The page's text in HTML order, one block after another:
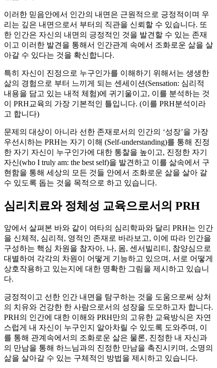
이러한 믿음안에서 인간의 내면은 근원적으로 긍정적이며 우
리는 깊은 내면으로서 부터의 직관을 신뢰할 수 있습니다. 또
한 인간은 자신의 내면의 긍정적인 것을 발견할 수 있는 존재
이고 이러한 발견을 통해서 인간관계 속에서 조화로운 삶을 살
아갈 수 있다는 것을 확신합니다.
특히 자신이 진정으로 누구인가를 이해하기 위해서는 생생한
삶의 경험으로 부터 느끼게 되는 센세이션(Sensation: 심리적
내용을 담고 있는 내적 체험)에 귀기울이고, 이를 분석하는 것
이 PRH교육의 가장 기본적인 틀입니다. (이를 PRH분석이라
고 합니다)
문제의 대상이 아니라 선한 존재로서의 인간의 ‘성장’을 가장
우선시하는 PRH는 자기 이해 (Self-understanding)를 통해 진정
한 자기 자신이 누구인가에 대한 통찰을 높이고, 진정한 자기
자신(who I truly am: the best self)을 발견하고 이를 삶속에서 구
현함을 통해 세상의 모든 것들 안에서 조화로운 삶을 살아 갈
수 있도록 돕는 것을 목적으로 하고 있습니다.
심리치료와 정체성 교육으로서의 PRH
앞에서 살펴본 바와 같이 여타의 심리학파와 달리 PRH는 인간
을 신체적, 심리적, 영적인 존재로 바라보고, 이에 따라 인간을
구성하는 핵심 차원을 참자아, 나, 몸, 센서빌리티, 참양심으로
대별하여 각각의 차원이 어떻게 기능하고 있으며, 서로 어떻게
상호작용하고 있는지에 대한 명확한 그림을 제시하고 있습니
다.
긍정적이고 선한 인간 내면을 탐구하는 것을 도움으로써 상처
의 치유와 건강한 한 사람으로서의 성장을 도모하고자 합니다.
PRH의 인간에 대한 이해와 PRH만의 고유한 교육방식은 자연
스럽게 내 자신이 누구인지 알아차릴 수 있도록 도와주며, 이
를 통해 관계속에서의 조화로운 삶은 물론, 진정한 내 자신과
의 만남을 통해 하느님과의 진정한 만남을 촉진시키며, 소명의
삶을 살아갈 수 있는 구체적인 방법을 제시하고 있습니다.